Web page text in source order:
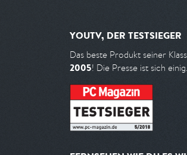
YOUTV, DER TESTSIEGER
Das beste Produkt seiner
2005! Die Presse ist sich einig.